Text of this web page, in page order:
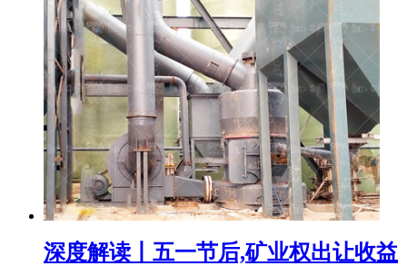
深度解读丨五一节后,矿业权出让收益